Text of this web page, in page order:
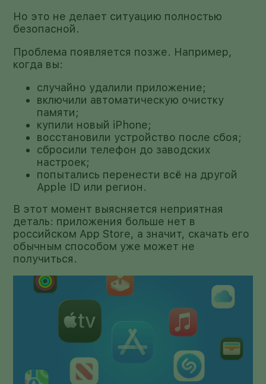
Но это не делает ситуацию полностью
безопасной.
Проблема появляется позже. Например,
когда вы:
случайно удалили приложение;
включили автоматическую очистку
памяти;
купили новый iPhone;
восстановили устройство после сбоя;
сбросили телефон до заводских
настроек;
попытались перенести всё на другой
Apple ID или регион.
В этот момент выясняется неприятная
деталь: приложения больше нет в
российском App Store, а значит, скачать его
обычным способом уже может не
получиться.